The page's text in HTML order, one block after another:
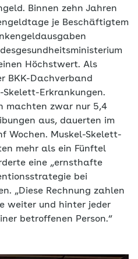
Binnen zehn Jahren
je Beschäftigtem
Höchstwert. Als
BKK-Dachverband
Skelett-Erkrankungen.
machten zwar nur 5,4
aus, dauerten im
Wochen. Muskel-Skelett-
mehr als ein Fünftel
eine „ernsthafte
bei
„Diese Rechnung zahlen
weiter und hinter jeder
betroffenen Person.“